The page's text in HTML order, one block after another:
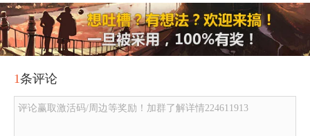
1条评论
评论赢取激活码/周边等奖励！加群了解详情224611913